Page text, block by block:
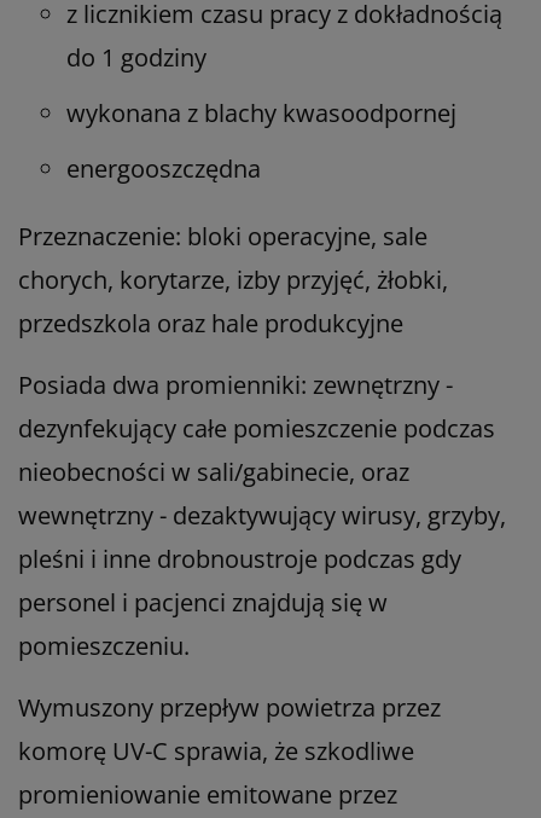
z licznikiem czasu pracy z dokładnością
do 1 godziny
wykonana z blachy kwasoodpornej
energooszczędna
Przeznaczenie: bloki operacyjne, sale
chorych, korytarze, izby przyjęć, żłobki,
przedszkola oraz hale produkcyjne
Posiada dwa promienniki: zewnętrzny -
dezynfekujący całe pomieszczenie podczas
nieobecności w sali/gabinecie, oraz
wewnętrzny - dezaktywujący wirusy, grzyby,
pleśni i inne drobnoustroje podczas gdy
personel i pacjenci znajdują się w
pomieszczeniu.
Wymuszony przepływ powietrza przez
komorę UV-C sprawia, że szkodliwe
promieniowanie emitowane przez